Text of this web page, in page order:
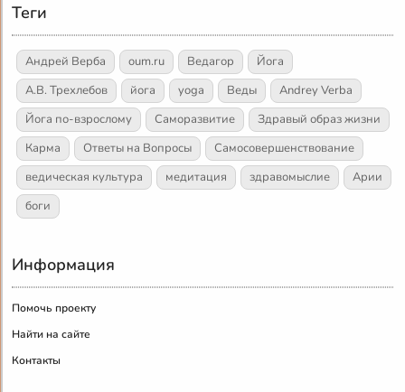
Теги
Андрей Верба oum.ru Ведагор
Йога
А.В. Трехлебов
йога yoga Веды
Andrey Verba
Йога по-взрослому
Саморазвитие
Здравый образ жизни
Карма
Ответы на Вопросы
Самосовершенствование
ведическая культура
медитация здравомыслие
Арии
боги
Информация
Помочь проекту
Найти на сайте
Контакты